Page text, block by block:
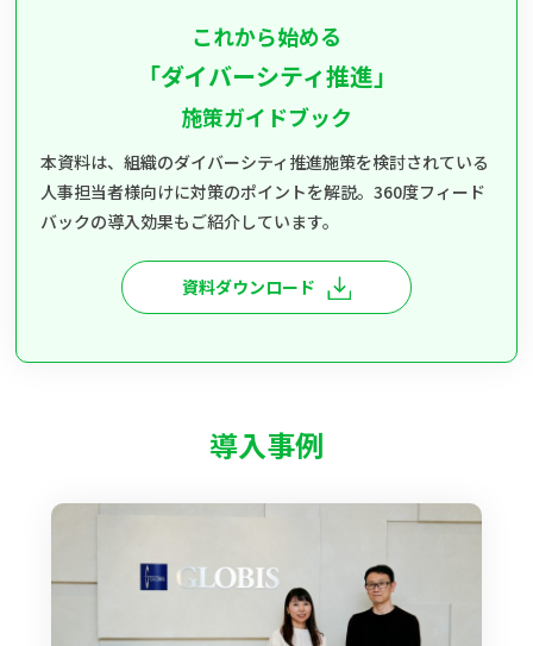
これから始める
「ダイバーシティ推進」
施策ガイドブック
本資料は、組織のダイバーシティ推進施策を検討されている
人事担当者様向けに対策のポイントを解説。360度フィード
バックの導入効果もご紹介しています。
資料ダウンロード
導入事例